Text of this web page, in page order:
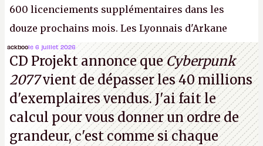
600 licenciements supplémentaires dans les
douze prochains mois. Les Lyonnais d'Arkane
(Dishonored, Deathloop) pourraient faire partie des
prochaines victimes, puisque Microsoft a confirmé
vouloir se séparer du studio.A.
ackboole 6 juillet 2026
CD Projekt annonce queCyberpunk
2077vient de dépasser les 40 millions
d'exemplaires vendus. J'ai fait le
calcul pour vous donner un ordre de
grandeur, c'est comme si chaque